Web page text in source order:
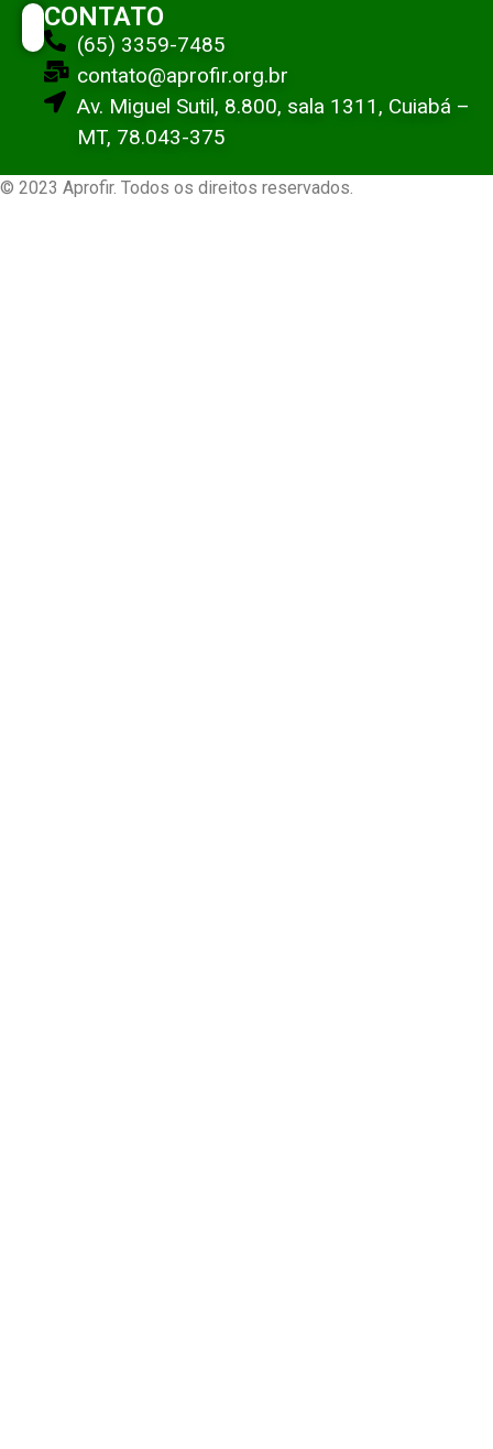
CONTATO
(65) 3359-7485
contato@aprofir.org.br
Av. Miguel Sutil, 8.800, sala 1311, Cuiabá –
MT, 78.043-375
© 2023 Aprofir. Todos os direitos reservados.